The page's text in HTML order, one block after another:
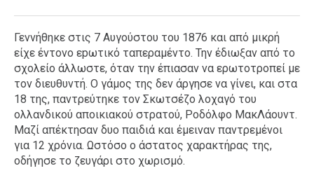
Γεννήθηκε στις 7 Αυγούστου του 1876 και από μικρή
είχε έντονο εpωτικό ταπεραμέντο. Την έδιωξαν από το
σχολείο άλλωστε, όταν την έπιασαν να ερωτοτροπεί με
τον διευθυντή. Ο γάμος της δεν άργησε να γίνει, και στα
18 της, παντρεύτηκε τον Σκωτσέζο λοχαγό του
ολλανδικού αποικιακού στρατού, Ροδόλφο ΜακΛάουντ.
Μαζί απέκτησαν δυο παιδιά και έμειναν παντρεμένοι
για 12 χρόνια. Ωστόσο ο άστατος χαρακτήρας της,
οδήγησε το ζευγάρι στο χωρισμό.